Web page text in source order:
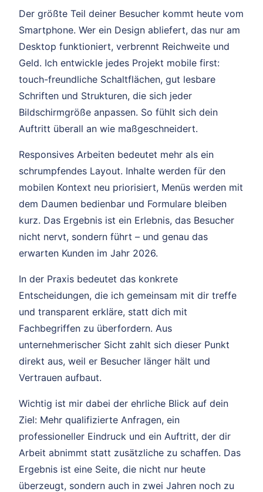
Der größte Teil deiner Besucher kommt heute vom
Smartphone. Wer ein Design abliefert, das nur am
Desktop funktioniert, verbrennt Reichweite und
Geld. Ich entwickle jedes Projekt mobile first:
touch-freundliche Schaltflächen, gut lesbare
Schriften und Strukturen, die sich jeder
Bildschirmgröße anpassen. So fühlt sich dein
Auftritt überall an wie maßgeschneidert.
Responsives Arbeiten bedeutet mehr als ein
schrumpfendes Layout. Inhalte werden für den
mobilen Kontext neu priorisiert, Menüs werden mit
dem Daumen bedienbar und Formulare bleiben
kurz. Das Ergebnis ist ein Erlebnis, das Besucher
nicht nervt, sondern führt – und genau das
erwarten Kunden im Jahr 2026.
In der Praxis bedeutet das konkrete
Entscheidungen, die ich gemeinsam mit dir treffe
und transparent erkläre, statt dich mit
Fachbegriffen zu überfordern. Aus
unternehmerischer Sicht zahlt sich dieser Punkt
direkt aus, weil er Besucher länger hält und
Vertrauen aufbaut.
Wichtig ist mir dabei der ehrliche Blick auf dein
Ziel: Mehr qualifizierte Anfragen, ein
professioneller Eindruck und ein Auftritt, der dir
Arbeit abnimmt statt zusätzliche zu schaffen. Das
Ergebnis ist eine Seite, die nicht nur heute
überzeugt, sondern auch in zwei Jahren noch zu